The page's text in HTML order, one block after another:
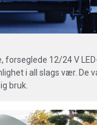
forseglede 12/24 V
i all slags vær. De
bruk.